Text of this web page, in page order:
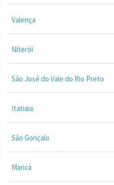
Valença
Niterói
São José do Vale do Rio Preto
Itatiaia
São Gonçalo
Maricá